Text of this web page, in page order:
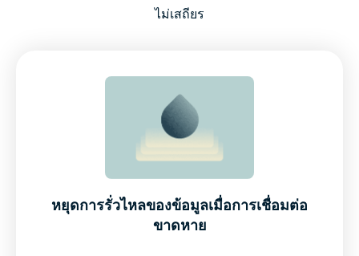
เหตุการณ์ในชีวิตจริงที่คิลสวิตช์อินเทอร์เน็ตสามารถช่วย
คิลสวิตช์ VPN ที่ดีที่สุด vs VPN อื่น ๆ
ไม่เสถียร
หยุดการรั่วไหลของข้อมูลเมื่อการเชื่อมต่อ
ขาดหาย